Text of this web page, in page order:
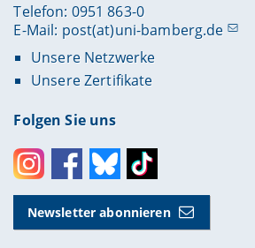
Telefon: 0951 863-0
E-Mail: post(at)uni-bamberg.de
Unsere Netzwerke
Unsere Zertifikate
Folgen Sie uns
InstagramFacebookBlueskyToktok
Newsletter abonnieren